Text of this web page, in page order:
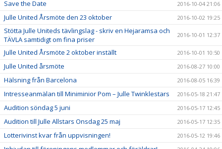
Save the Date 2016-10-04 21:06
Julle United Årsmöte den 23 oktober 2016-10-02 19:25
Stötta Julle Uniteds tävlingslag - skriv en Hejaramsa och
TÄVLA samtidigt om fina priser
2016-10-01 12:37
Julle United Årsmöte 2 oktober inställt 2016-10-01 10:50
Julle United årsmöte 2016-08-27 10:00
Hälsning från Barcelona 2016-08-05 16:39
Intresseanmälan till Miniminior Pom – Julle Twinklestars 2016-05-18 21:47
Audition söndag 5 juni 2016-05-17 12:45
Audition till Julle Allstars Onsdag 25 maj 2016-05-17 12:35
Lotterivinst kvar från uppvisningen! 2016-05-12 19:46